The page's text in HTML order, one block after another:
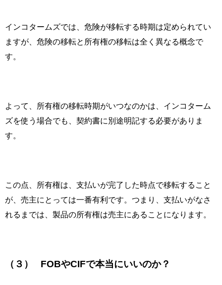
インコタームズでは、危険が移転する時期は定められてい
ますが、危険の移転と所有権の移転は全く異なる概念で
す。
よって、所有権の移転時期がいつなのかは、インコターム
ズを使う場合でも、契約書に別途明記する必要がありま
す。
この点、所有権は、支払いが完了した時点で移転すること
が、売主にとっては一番有利です。つまり、支払いがなさ
れるまでは、製品の所有権は売主にあることになります。
（３） FOBやCIFで本当にいいのか？